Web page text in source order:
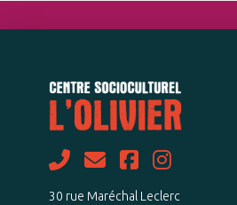
30 rue Maréchal Leclerc